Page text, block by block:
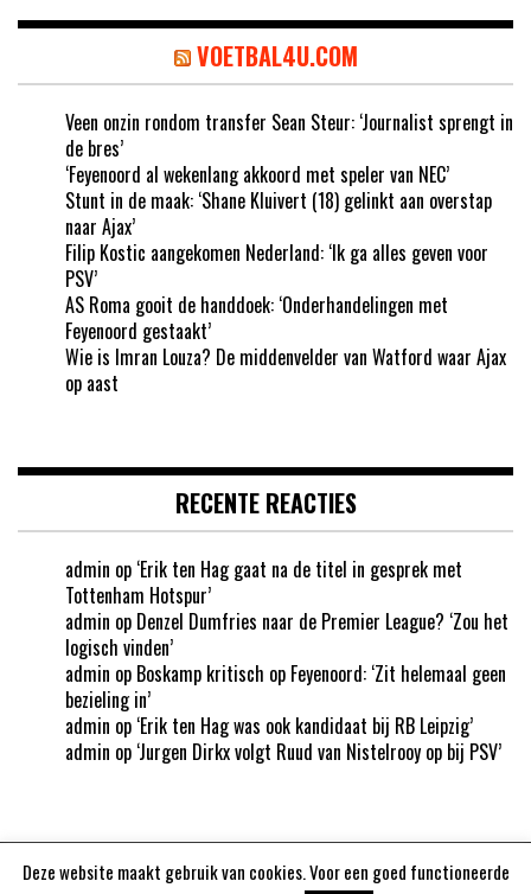
VOETBAL4U.COM
Veen onzin rondom transfer Sean Steur: ‘Journalist sprengt in
de bres’
‘Feyenoord al wekenlang akkoord met speler van NEC’
Stunt in de maak: ‘Shane Kluivert (18) gelinkt aan overstap
naar Ajax’
Filip Kostic aangekomen Nederland: ‘Ik ga alles geven voor
PSV’
AS Roma gooit de handdoek: ‘Onderhandelingen met
Feyenoord gestaakt’
Wie is Imran Louza? De middenvelder van Watford waar Ajax
op aast
RECENTE REACTIES
admin op ‘Erik ten Hag gaat na de titel in gesprek met
Tottenham Hotspur’
admin op Denzel Dumfries naar de Premier League? ‘Zou het
logisch vinden’
admin op Boskamp kritisch op Feyenoord: ‘Zit helemaal geen
bezieling in’
admin op ‘Erik ten Hag was ook kandidaat bij RB Leipzig’
admin op ‘Jurgen Dirkx volgt Ruud van Nistelrooy op bij PSV’
Deze website maakt gebruik van cookies. Voor een goed functioneerde